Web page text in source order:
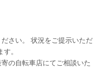
さい。 状況をご提示いただ
。
の自転車店にてご相談いた